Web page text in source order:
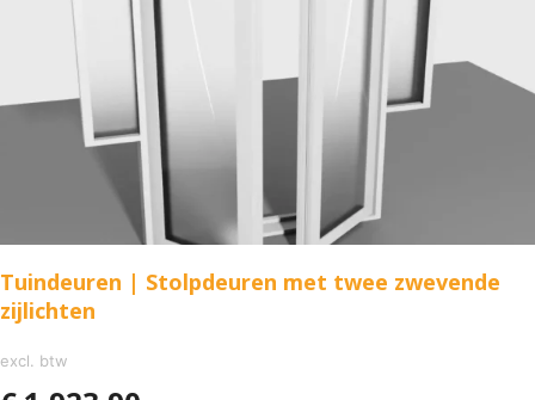
Tuindeuren | Stolpdeuren met twee zwevende
zijlichten
excl. btw